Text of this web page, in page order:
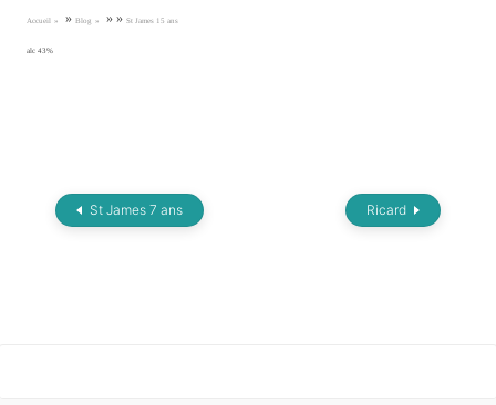
Accueil » Blog » » St James 15 ans
alc 43%
St James 7 ans Ricard